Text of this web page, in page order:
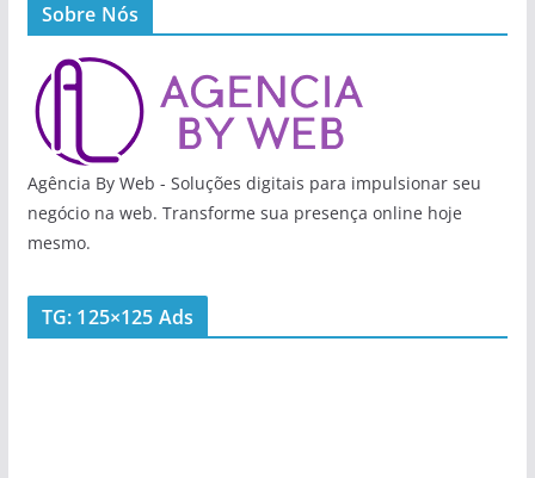
Sobre Nós
Agência By Web - Soluções digitais para impulsionar seu
negócio na web. Transforme sua presença online hoje
mesmo.
TG: 125×125 Ads